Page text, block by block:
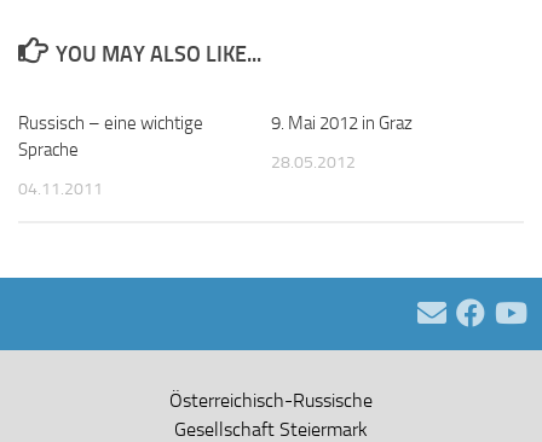
YOU MAY ALSO LIKE...
Russisch – eine wichtige
Sprache
04.11.2011
9. Mai 2012 in Graz
28.05.2012
Österreichisch-Russische
Gesellschaft Steiermark